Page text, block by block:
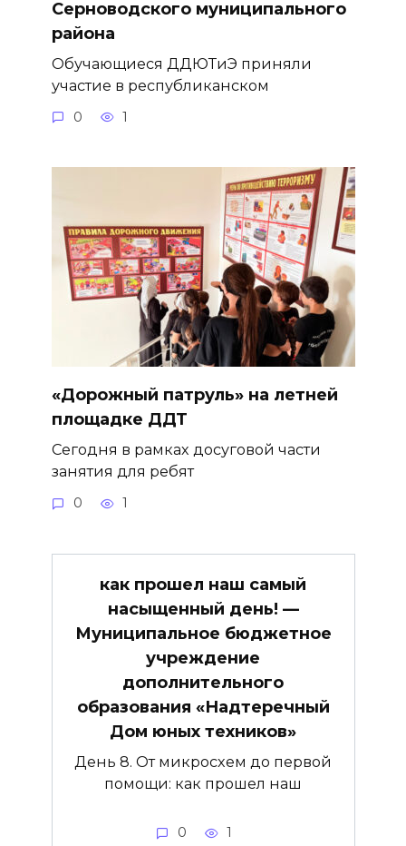
Серноводского муниципального
района
Обучающиеся ДДЮТиЭ приняли
участие в республиканском
0 1
«Дорожный патруль» на летней
площадке ДДТ
Сегодня в рамках досуговой части
занятия для ребят
0 1
как прошел наш самый
насыщенный день! —
Муниципальное бюджетное
учреждение
дополнительного
образования «Надтеречный
Дом юных техников»
День 8. От микросхем до первой
помощи: как прошел наш
0 1